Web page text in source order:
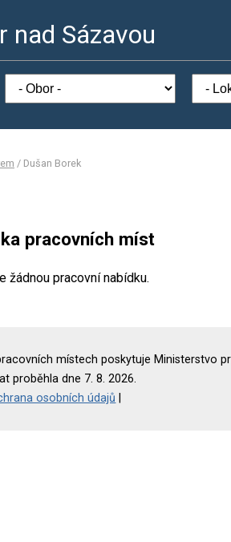
nad Sázavou
/ Dušan Borek
pracovních míst
žádnou pracovní nabídku.
místech poskytuje Ministerstvo
proběhla dne 7. 8. 2026.
osobních údajů